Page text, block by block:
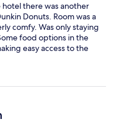
there was another
Donuts. Room was a
comfy. Was only staying
food options in the
easy access to the
about 20 via i4 or